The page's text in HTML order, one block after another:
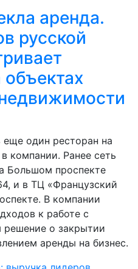
аренда.
русской
объектах
один ресторан на
компании. Ранее сеть
Большом проспекте
и в ТЦ «Французский
В компании
к работе с
решение о закрытии
аренды на бизнес.